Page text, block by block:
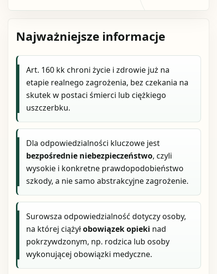
Najważniejsze informacje
Art. 160 kk chroni życie i zdrowie już na
etapie realnego zagrożenia, bez czekania na
skutek w postaci śmierci lub ciężkiego
uszczerbku.
Dla odpowiedzialności kluczowe jest
bezpośrednie niebezpieczeństwo, czyli
wysokie i konkretne prawdopodobieństwo
szkody, a nie samo abstrakcyjne zagrożenie.
Surowsza odpowiedzialność dotyczy osoby,
na której ciążyłobowiązek opieki nad
pokrzywdzonym, np. rodzica lub osoby
wykonującej obowiązki medyczne.